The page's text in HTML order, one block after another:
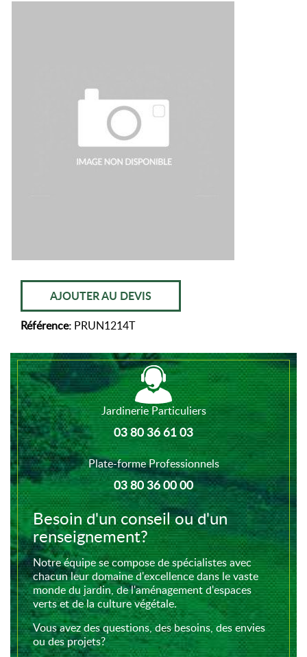
AJOUTER AU DEVIS
Référence: PRUN1214T
Jardinerie Particuliers
03 80 36 61 03
Plate-forme Professionnels
03 80 36 00 00
Besoin d'un conseil ou d'un
renseignement?
Notre équipe se compose de spécialistes avec
chacun leur domaine d'excellence dans le vaste
monde du jardin, de l'aménagement d'espaces
verts et de la culture végétale.
Vous avez des questions, des besoins, des envies
ou des projets?